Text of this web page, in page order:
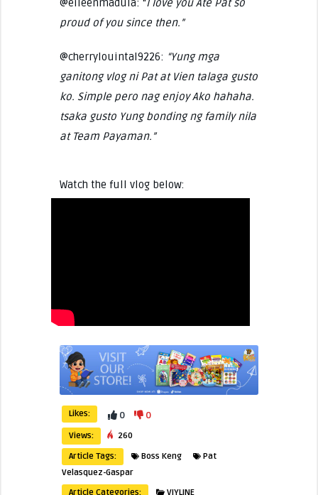
@eileenmadula: “I love you Ate Pat so
proud of you since then.”
@cherrylouintal9226: “Yung mga
ganitong vlog ni Pat at Vien talaga gusto
ko. Simple pero nag enjoy Ako hahaha.
tsaka gusto Yung bonding ng family nila
at Team Payaman.”
Watch the full vlog below:
Likes: 0 0
Views:
260
Article Tags:
Boss Keng
Pat
Velasquez-Gaspar
Article Categories:
VIYLINE